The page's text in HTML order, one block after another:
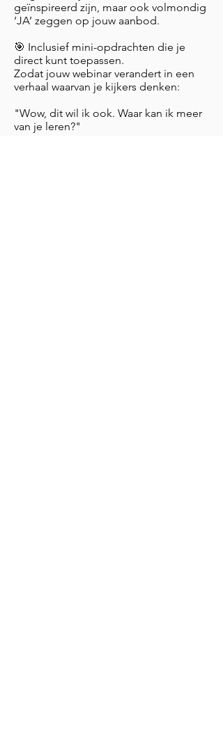
geïnspireerd zijn, maar ook volmondig
‘JA’ zeggen op jouw aanbod.
🎯 Inclusief mini-opdrachten die je
direct kunt toepassen.
Zodat jouw webinar verandert in een
verhaal waarvan je kijkers denken:
"Wow, dit wil ik ook. Waar kan ik meer
van je leren?"